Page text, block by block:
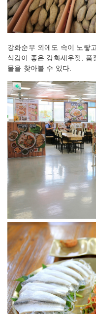
강화순무 외에도 속이 노랗
식감이 좋은 강화새우젓,
물을 찾아볼 수 있다.